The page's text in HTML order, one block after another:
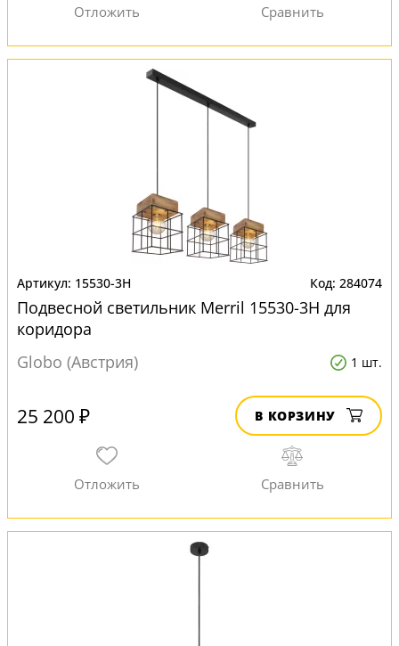
15530-3H 284074
Подвесной светильник Merril 15530-3H для
коридора
Globo (Австрия)
1 шт.
25 200 ₽ В КОРЗИНУ